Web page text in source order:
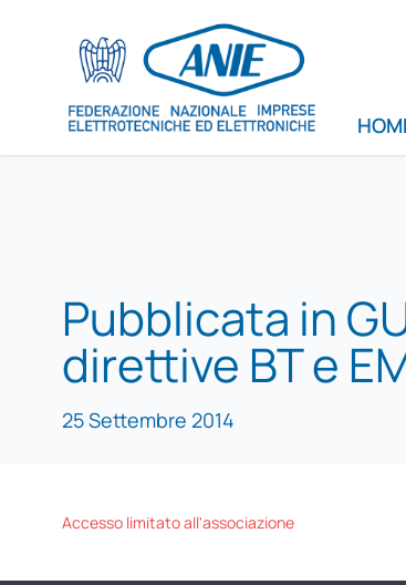
Pubblicata in
direttive BT e
25 Settembre 2014
Accesso limitato all'associazione